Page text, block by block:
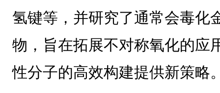
氢键等，并研究了通常会毒化
物，旨在拓展不对称氧化的应
性分子的高效构建提供新策略